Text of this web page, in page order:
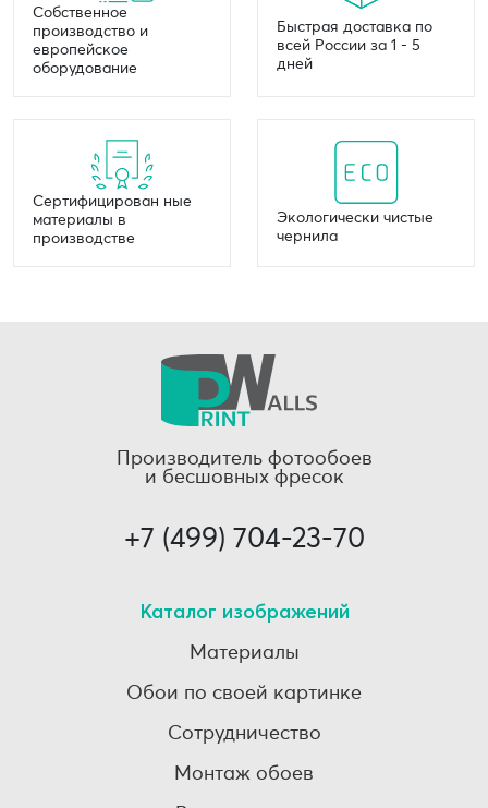
Собственное
производство и
европейское
оборудование
Быстрая доставка по
всей России за 1 - 5
дней
Сертифицирован ные
материалы в
производстве
Экологически чистые
чернила
Производитель фотообоев
и бесшовных фресок
+7 (499) 704-23-70
Каталог изображений
Материалы
Обои по своей картинке
Сотрудничество
Монтаж обоев